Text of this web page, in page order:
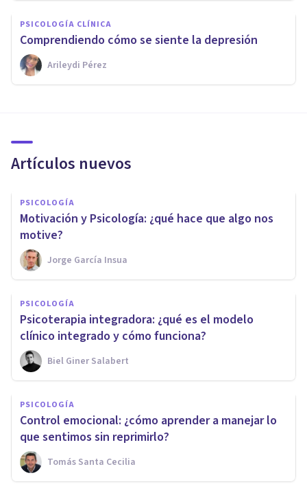
PSICOLOGÍA CLÍNICA
Comprendiendo cómo se siente la depresión
Arileydi Pérez
Artículos nuevos
PSICOLOGÍA
Motivación y Psicología: ¿qué hace que algo nos
motive?
Jorge García Insua
PSICOLOGÍA
Psicoterapia integradora: ¿qué es el modelo
clínico integrado y cómo funciona?
Biel Giner Salabert
PSICOLOGÍA
Control emocional: ¿cómo aprender a manejar lo
que sentimos sin reprimirlo?
Tomás Santa Cecilia